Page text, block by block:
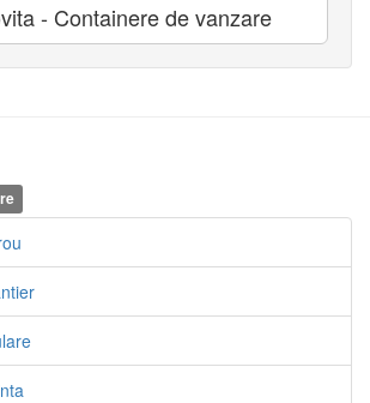
- Containere de vanzare